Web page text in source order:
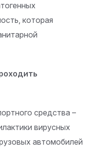
которая
средства –
вирусных
автомобилей